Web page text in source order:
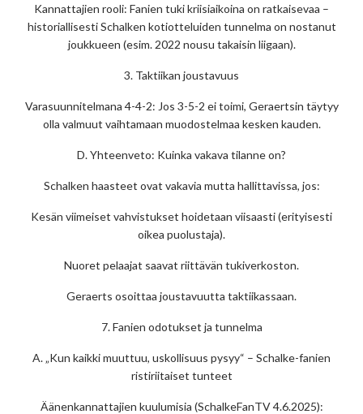
Kannattajien rooli: Fanien tuki kriisiaikoina on ratkaisevaa –
historiallisesti Schalken kotiotteluiden tunnelma on nostanut
joukkueen (esim. 2022 nousu takaisin liigaan).
3. Taktiikan joustavuus
Varasuunnitelmana 4-4-2: Jos 3-5-2 ei toimi, Geraertsin täytyy
olla valmuut vaihtamaan muodostelmaa kesken kauden.
D. Yhteenveto: Kuinka vakava tilanne on?
Schalken haasteet ovat vakavia mutta hallittavissa, jos:
Kesän viimeiset vahvistukset hoidetaan viisaasti (erityisesti
oikea puolustaja).
Nuoret pelaajat saavat riittävän tukiverkoston.
Geraerts osoittaa joustavuutta taktiikassaan.
7. Fanien odotukset ja tunnelma
A. „Kun kaikki muuttuu, uskollisuus pysyy“ – Schalke-fanien
ristiriitaiset tunteet
Äänenkannattajien kuulumisia (SchalkeFanTV 4.6.2025):